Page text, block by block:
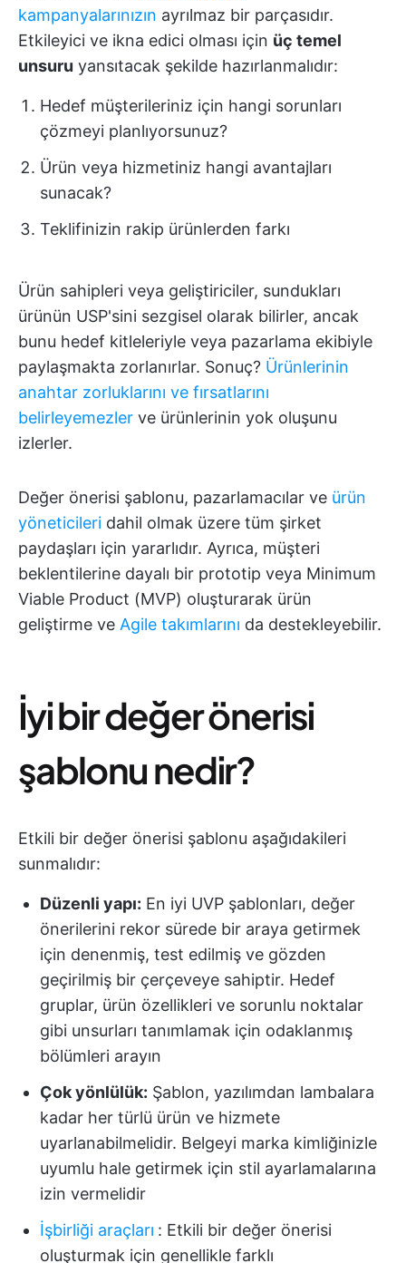
kampanyalarınızın ayrılmaz bir parçasıdır.
Etkileyici ve ikna edici olması için üç temel
unsuru yansıtacak şekilde hazırlanmalıdır:
Hedef müşterileriniz için hangi sorunları
çözmeyi planlıyorsunuz?
Ürün veya hizmetiniz hangi avantajları
sunacak?
Teklifinizin rakip ürünlerden farkı
Ürün sahipleri veya geliştiriciler, sundukları
ürünün USP'sini sezgisel olarak bilirler, ancak
bunu hedef kitleleriyle veya pazarlama ekibiyle
paylaşmakta zorlanırlar. Sonuç? Ürünlerinin
anahtar zorluklarını ve fırsatlarını
belirleyemezler ve ürünlerinin yok oluşunu
izlerler.
Değer önerisi şablonu, pazarlamacılar ve ürün
yöneticileri dahil olmak üzere tüm şirket
paydaşları için yararlıdır. Ayrıca, müşteri
beklentilerine dayalı bir prototip veya Minimum
Viable Product (MVP) oluşturarak ürün
geliştirme ve Agile takımlarını da destekleyebilir.
İyi bir değer önerisi
şablonu nedir?
Etkili bir değer önerisi şablonu aşağıdakileri
sunmalıdır:
Düzenli yapı: En iyi UVP şablonları, değer
önerilerini rekor sürede bir araya getirmek
için denenmiş, test edilmiş ve gözden
geçirilmiş bir çerçeveye sahiptir. Hedef
gruplar, ürün özellikleri ve sorunlu noktalar
gibi unsurları tanımlamak için odaklanmış
bölümleri arayın
Çok yönlülük: Şablon, yazılımdan lambalara
kadar her türlü ürün ve hizmete
uyarlanabilmelidir. Belgeyi marka kimliğinizle
uyumlu hale getirmek için stil ayarlamalarına
izin vermelidir
İşbirliği araçları : Etkili bir değer önerisi
oluşturmak için genellikle farklı